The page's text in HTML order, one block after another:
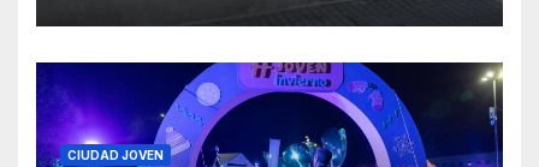
CIUDAD JOVEN